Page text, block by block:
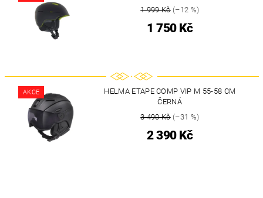
1 999 Kč(–12 %)
1 750 Kč
AKCE
HELMA ETAPE COMP VIP M 55-58 CM
ČERNÁ
3 490 Kč(–31 %)
2 390 Kč